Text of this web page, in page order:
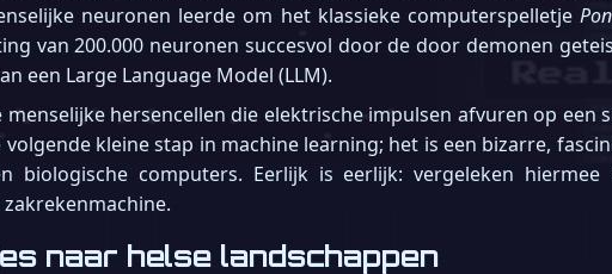
neuronen leerde om het klassieke computerspelletje
van 200.000 neuronen succesvol door de door demonen
een Large Language Model (LLM).
menselijke hersencellen die elektrische impulsen afvuren op
kleine stap in machine learning; het is een bizarre,
biologische computers. Eerlijk is eerlijk: vergeleken
naar helse landschappen